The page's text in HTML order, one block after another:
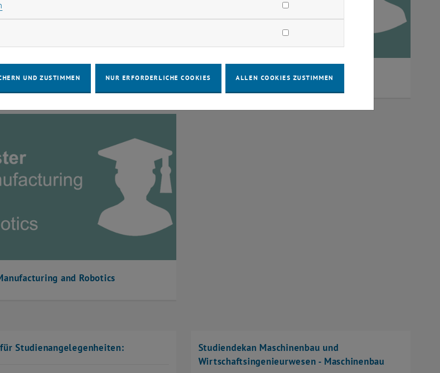
Maschinenbau Master Maschinenbau
and Robotics
Studienangelegenheiten:
Studiendekan Maschinenbau und
Wirtschaftsingenieurwesen - Maschinenbau
Cookies zulassen
UND ZUSTIMMEN NUR ERFORDERLICHE COOKIES ALLEN COOKIES ZUSTIMMEN